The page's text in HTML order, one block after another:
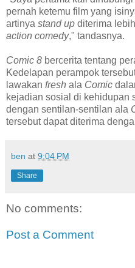
pernah ketemu film yang
artinya stand up diterima
action comedy," tandasnya.
Comic 8 bercerita tentang
Kedelapan perampok
lawakan fresh ala Comic
kejadian sosial di kehidupan
dengan sentilan-sentilan ala
tersebut dapat diterima
ben at 9:04 PM
Share
No comments:
Post a Comment